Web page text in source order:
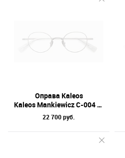
Оправа Kaleos
Kaleos Mankiewicz C-004 45
22 700 руб.